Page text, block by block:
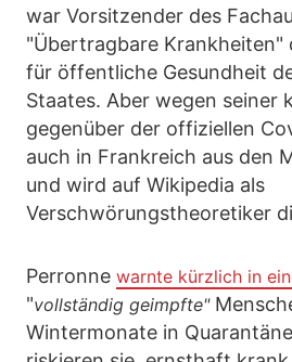
war Vorsitzender des
"Übertragbare Krankheiten"
für öffentliche Gesundheit
Staates. Aber wegen seiner
gegenüber der offiziellen
auch in Frankreich aus den
und wird auf Wikipedia als
Verschwörungstheoretiker
Perronne warnte kürzlich in
"vollständig geimpfte"
Wintermonate in